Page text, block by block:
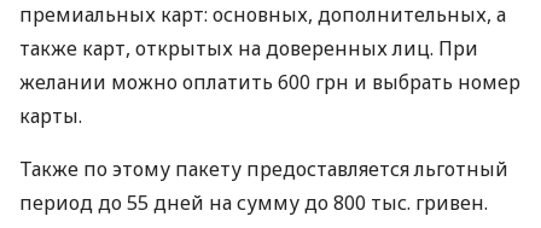
премиальных карт: основных, дополнительных, а
также карт, открытых на доверенных лиц. При
желании можно оплатить 600 грн и выбрать номер
карты.
Также по этому пакету предоставляется льготный
период до 55 дней на сумму до 800 тыс. гривен.